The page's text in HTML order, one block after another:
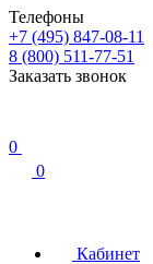
Телефоны
+7 (495) 847-08-11
8 (800) 511-77-51
Заказать звонок
0
0
Кабинет